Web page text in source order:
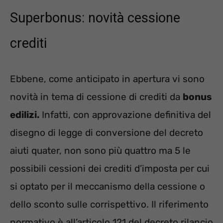
Superbonus: novità cessione
crediti
Ebbene, come anticipato in apertura vi sono
novità in tema di cessione di crediti da bonus
edilizi. Infatti, con approvazione definitiva del
disegno di legge di conversione del decreto
aiuti quater, non sono più quattro ma 5 le
possibili cessioni dei crediti d’imposta per cui
si optato per il meccanismo della cessione o
dello sconto sulle corrispettivo. Il riferimento